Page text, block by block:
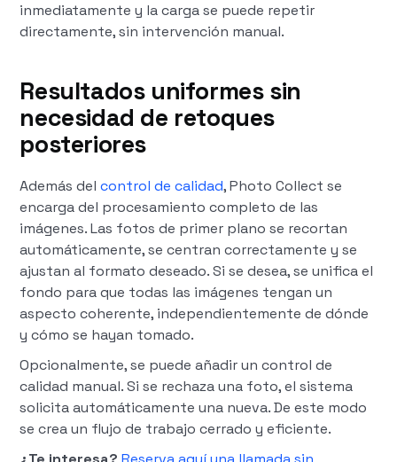
inmediatamente y la carga se puede repetir
directamente, sin intervención manual.
Resultados uniformes sin
necesidad de retoques
posteriores
Además delcontrol de calidad, Photo Collect se
encarga del procesamiento completo de las
imágenes. Las fotos de primer plano se recortan
automáticamente, se centran correctamente y se
ajustan al formato deseado. Si se desea, se unifica el
fondo para que todas las imágenes tengan un
aspecto coherente, independientemente de dónde
y cómo se hayan tomado.
Opcionalmente, se puede añadir un control de
calidad manual. Si se rechaza una foto, el sistema
solicita automáticamente una nueva. De este modo
se crea un flujo de trabajo cerrado y eficiente.